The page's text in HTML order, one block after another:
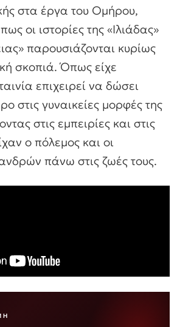
στα έργα του Ομήρου,
οι ιστορίες της «Ιλιάδας»
παρουσιάζονται κυρίως
σκοπιά. Όπως είχε
επιχειρεί να δώσει
στις γυναικείες μορφές της
στις εμπειρίες και στις
ο πόλεμος και οι
πάνω στις ζωές τους.